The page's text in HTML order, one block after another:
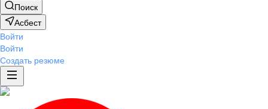
Поиск
Асбест
Войти
Войти
Создать резюме